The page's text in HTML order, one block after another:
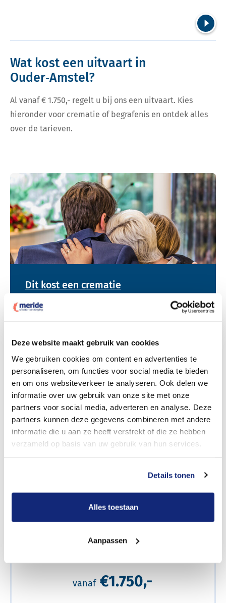
Deze website maakt gebruik van cookies
We gebruiken cookies om content en advertenties te
personaliseren, om functies voor social media te bieden
en om ons websiteverkeer te analyseren. Ook delen we
informatie over uw gebruik van onze site met onze
partners voor social media, adverteren en analyse. Deze
partners kunnen deze gegevens combineren met andere
informatie die u aan ze heeft verstrekt of die ze hebben
verzameld op basis van uw gebruik van hun services.
Details tonen
Alles toestaan
Aanpassen
Wat kost een uitvaart in
Ouder‑Amstel?
Al vanaf € 1.750,- regelt u bij ons een uitvaart. Kies
hieronder voor crematie of begrafenis en ontdek alles
over de tarieven.
Dit kost een crematie
Bekijk tarieven voor crematie
Dit kost een begrafenis
Een betere uitvaart ervaring voor een betere
Meer over de beste prijs lezen
vanaf €1.750,-